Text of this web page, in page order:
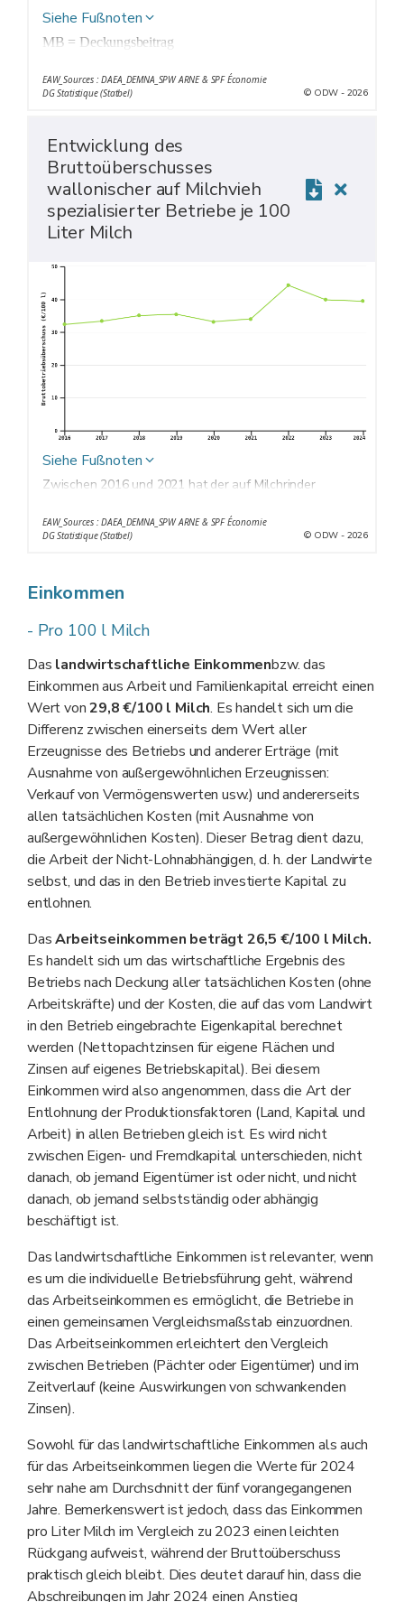
Siehe Fußnoten
MB = Deckungsbeitrag
MB & Prod. = Deckungsbeitrag und Erträge
EAW_Sources : DAEA_DEMNA_SPW ARNE & SPF Économie
DG Statistique (Statbel)
© ODW - 2026
Entwicklung des
Bruttoüberschusses
wallonischer auf Milchvieh
spezialisierter Betriebe je 100
Liter Milch
Siehe Fußnoten
Zwischen 2016 und 2021 hat der auf Milchrinder
Bruttoüberschuss von nahezu 34 €/100 l Milch. Im Jahr
Jahren 2023 und 2024 sinkt zwar der BBÜ, doch dank
Milch.
EAW_Sources : DAEA_DEMNA_SPW ARNE & SPF Économie
DG Statistique (Statbel)
© ODW - 2026
Einkommen
- Pro 100 l Milch
Das landwirtschaftliche Einkommenbzw. das
Einkommen aus Arbeit und Familienkapital erreicht einen
Wert von29,8 €/100 l Milch. Es handelt sich um die
Differenz zwischen einerseits dem Wert aller
Erzeugnisse des Betriebs und anderer Erträge (mit
Ausnahme von außergewöhnlichen Erzeugnissen:
Verkauf von Vermögenswerten usw.) und andererseits
allen tatsächlichen Kosten (mit Ausnahme von
außergewöhnlichen Kosten). Dieser Betrag dient dazu,
die Arbeit der Nicht-Lohnabhängigen, d. h. der Landwirte
selbst, und das in den Betrieb investierte Kapital zu
entlohnen.
DasArbeitseinkommen beträgt 26,5 €/100 l Milch.
Es handelt sich um das wirtschaftliche Ergebnis des
Betriebs nach Deckung aller tatsächlichen Kosten (ohne
Arbeitskräfte) und der Kosten, die auf das vom Landwirt
in den Betrieb eingebrachte Eigenkapital berechnet
werden (Nettopachtzinsen für eigene Flächen und
Zinsen auf eigenes Betriebskapital). Bei diesem
Einkommen wird also angenommen, dass die Art der
Entlohnung der Produktionsfaktoren (Land, Kapital und
Arbeit) in allen Betrieben gleich ist. Es wird nicht
zwischen Eigen- und Fremdkapital unterschieden, nicht
danach, ob jemand Eigentümer ist oder nicht, und nicht
danach, ob jemand selbstständig oder abhängig
beschäftigt ist.
Das landwirtschaftliche Einkommen ist relevanter, wenn
es um die individuelle Betriebsführung geht, während
das Arbeitseinkommen es ermöglicht, die Betriebe in
einen gemeinsamen Vergleichsmaßstab einzuordnen.
Das Arbeitseinkommen erleichtert den Vergleich
zwischen Betrieben (Pächter oder Eigentümer) und im
Zeitverlauf (keine Auswirkungen von schwankenden
Zinsen).
Sowohl für das landwirtschaftliche Einkommen als auch
für das Arbeitseinkommen liegen die Werte für 2024
sehr nahe am Durchschnitt der fünf vorangegangenen
Jahre. Bemerkenswert ist jedoch, dass das Einkommen
pro Liter Milch im Vergleich zu 2023 einen leichten
Rückgang aufweist, während der Bruttoüberschuss
praktisch gleich bleibt. Dies deutet darauf hin, dass die
Abschreibungen im Jahr 2024 einen Anstieg